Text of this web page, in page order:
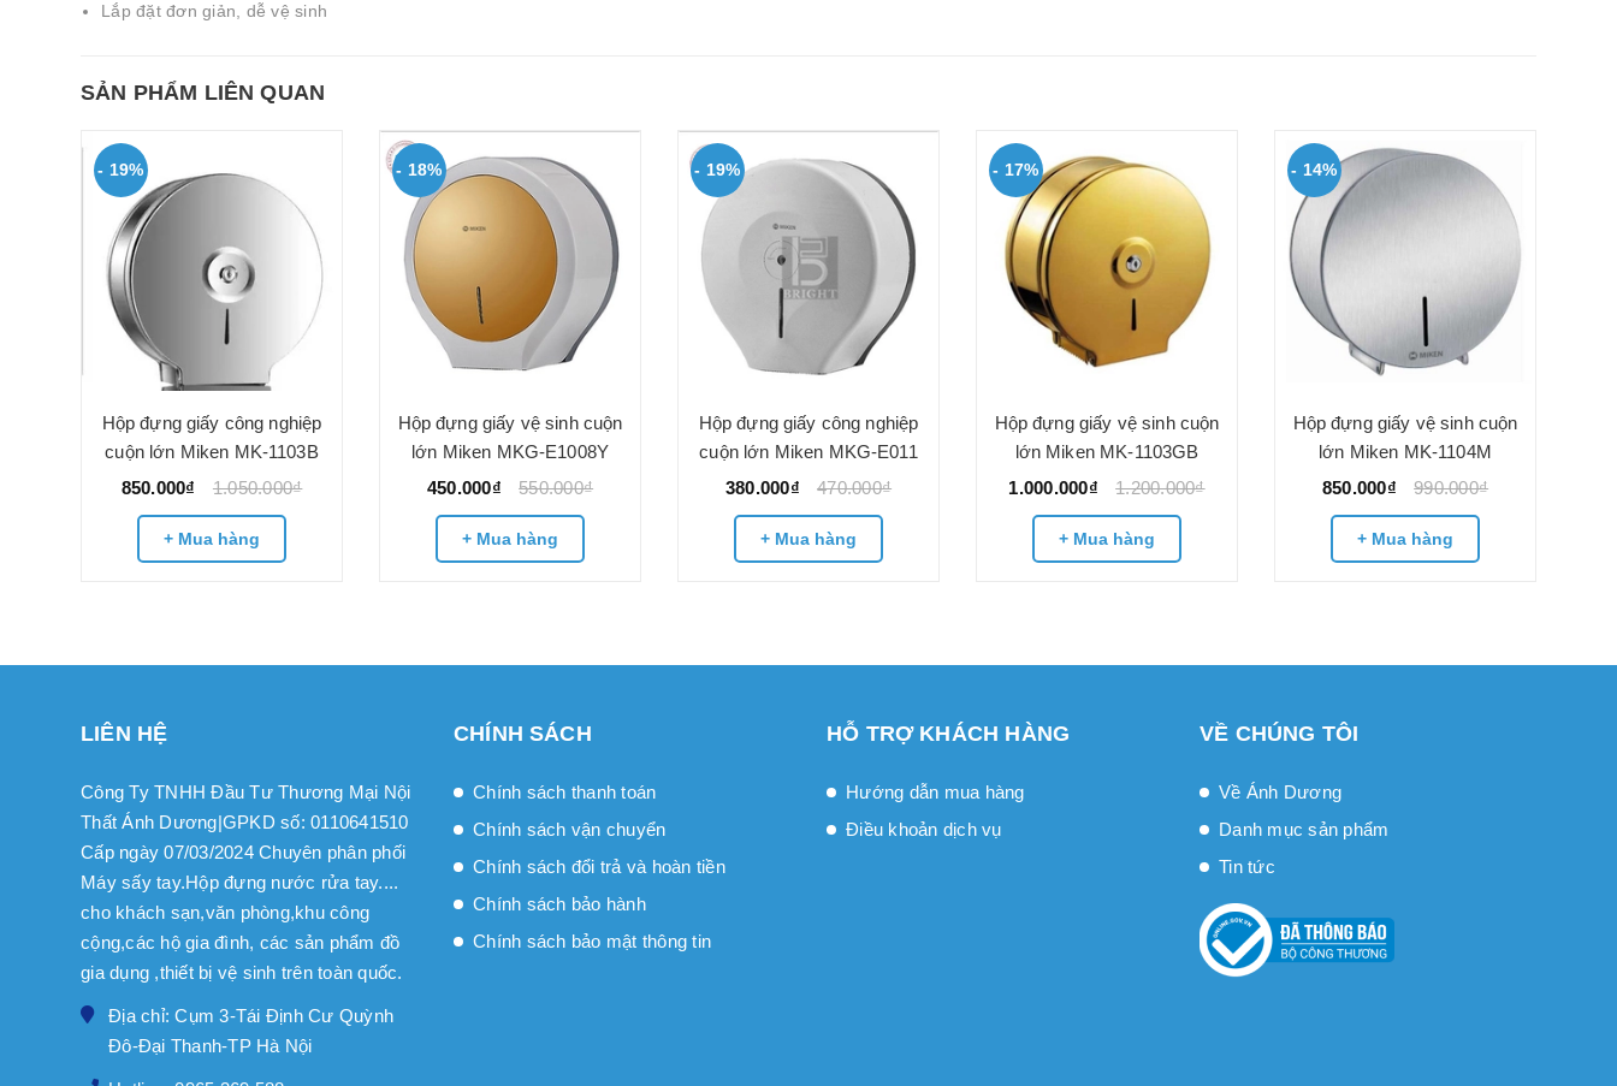
Lắp đặt đơn giản, dễ vệ sinh
SẢN PHẨM LIÊN QUAN
- 19%
Hộp đựng giấy công nghiệp
cuộn lớn Miken MK-1103B
850.000₫
1.050.000₫
+ Mua hàng
- 18%
Hộp đựng giấy vệ sinh cuộn
lớn Miken MKG-E1008Y
450.000₫
550.000₫
+ Mua hàng
- 19%
Hộp đựng giấy công nghiệp
cuộn lớn Miken MKG-E011
380.000₫
470.000₫
+ Mua hàng
- 17%
Hộp đựng giấy vệ sinh cuộn
lớn Miken MK-1103GB
1.000.000₫
1.200.000₫
+ Mua hàng
- 14%
Hộp đựng giấy vệ sinh cuộn
lớn Miken MK-1104M
850.000₫
990.000₫
+ Mua hàng
LIÊN HỆ
Công Ty TNHH Đầu Tư Thương Mại Nội
Thất Ánh Dương|GPKD số: 0110641510
Cấp ngày 07/03/2024 Chuyên phân phối
Máy sấy tay.Hộp đựng nước rửa tay....
cho khách sạn,văn phòng,khu công
cộng,các hộ gia đình, các sản phẩm đồ
gia dụng ,thiết bị vệ sinh trên toàn quốc.
Địa chỉ: Cụm 3-Tái Định Cư Quỳnh
Đô-Đại Thanh-TP Hà Nội
CHÍNH SÁCH
Chính sách thanh toán
Chính sách vận chuyển
Chính sách đổi trả và hoàn tiền
Chính sách bảo hành
Chính sách bảo mật thông tin
HỖ TRỢ KHÁCH HÀNG
Hướng dẫn mua hàng
Điều khoản dịch vụ
VỀ CHÚNG TÔI
Về Ánh Dương
Danh mục sản phẩm
Tin tức